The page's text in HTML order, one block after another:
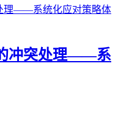
冲突处理——系